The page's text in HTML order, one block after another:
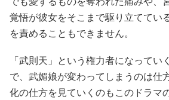
覚悟が彼女をそこまで駆り立ててい
を責めることもできません。
「武則天」という権力者になってい
で、武媚娘が変わってしまうのは仕
化の仕方を見ていくのもこのドラマ